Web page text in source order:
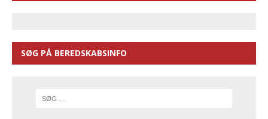
SØG PÅ BEREDSKABSINFO